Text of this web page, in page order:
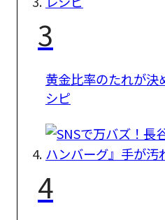
3
黄金比率のたれが決
シピ
4